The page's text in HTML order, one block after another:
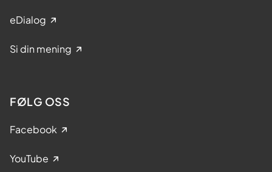
eDialog
Si din mening
FØLG OSS
Facebook
YouTube